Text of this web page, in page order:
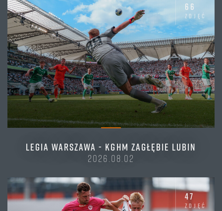
66
zdjęć
LEGIA WARSZAWA - KGHM ZAGŁĘBIE LUBIN
2026.08.02
47
zdjęć